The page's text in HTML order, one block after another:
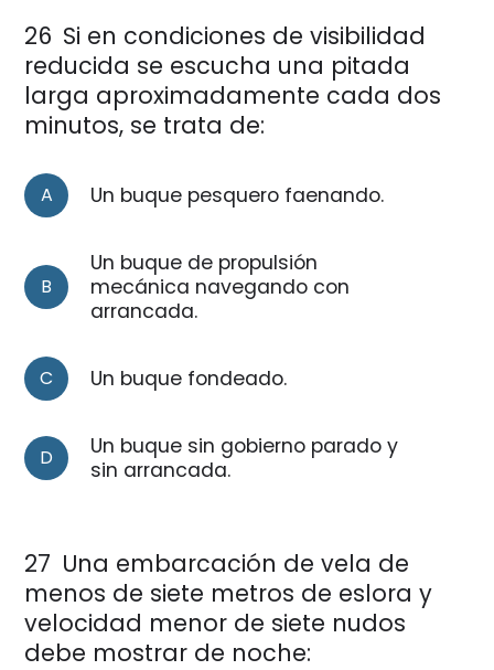
26 Si en condiciones de visibilidad
reducida se escucha una pitada
larga aproximadamente cada dos
minutos, se trata de:
A Un buque pesquero faenando.
B
Un buque de propulsión
mecánica navegando con
arrancada.
C Un buque fondeado.
D
Un buque sin gobierno parado y
sin arrancada.
27 Una embarcación de vela de
menos de siete metros de eslora y
velocidad menor de siete nudos
debe mostrar de noche: